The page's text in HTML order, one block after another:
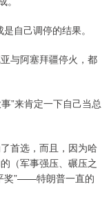
自己调停的结果。
与阿塞拜疆停火，都
”来肯定一下自己当总
首选，而且，因为哈
（军事强压、碾压之
奖”——特朗普一直的